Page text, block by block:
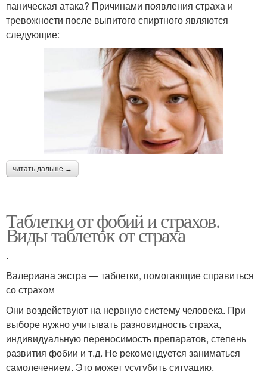
паническая атака? Причинами появления страха и
тревожности после выпитого спиртного являются
следующие:
читать дальше →
Таблетки от фобий и страхов.
Виды таблеток от страха
.
Валериана экстра — таблетки, помогающие справиться
со страхом
Они воздействуют на нервную систему человека. При
выборе нужно учитывать разновидность страха,
индивидуальную переносимость препаратов, степень
развития фобии и т.д. Не рекомендуется заниматься
самолечением. Это может усугубить ситуацию.